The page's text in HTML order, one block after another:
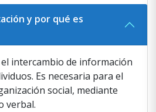
y por qué es
intercambio de información
Es necesaria para el
social, mediante
verbal.